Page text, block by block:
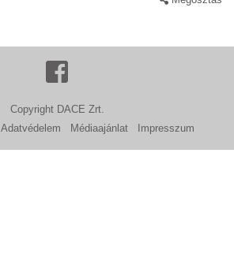
Copyright DACE Zrt.
Adatvédelem Médiaajánlat Impresszum